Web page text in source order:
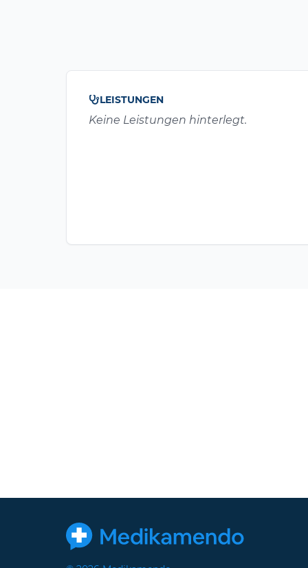
LEISTUNGEN
Keine Leistungen hinterlegt.